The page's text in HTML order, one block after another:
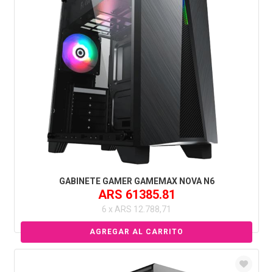
GABINETE GAMER GAMEMAX NOVA N6
ARS 61385.81
6 x ARS 12.788,71